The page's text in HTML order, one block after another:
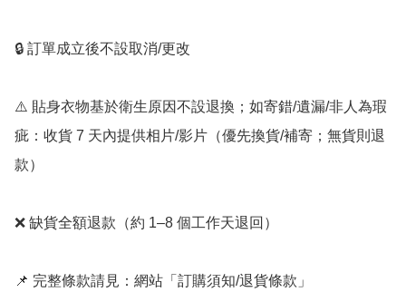
🔒 訂單成立後不設取消/更改
⚠️ 貼身衣物基於衛生原因不設退換；如寄錯/遺漏/非人為瑕
疵：收貨 7 天內提供相片/影片（優先換貨/補寄；無貨則退
款）
❌ 缺貨全額退款（約 1–8 個工作天退回）
📌 完整條款請見：網站「訂購須知/退貨條款」